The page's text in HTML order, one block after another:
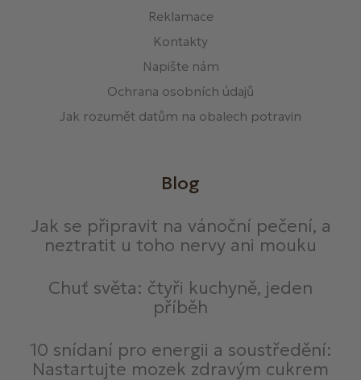
Reklamace
Kontakty
Napište nám
Ochrana osobních údajů
Jak rozumět datům na obalech potravin
Blog
Jak se připravit na vánoční pečení, a
neztratit u toho nervy ani mouku
Chuť světa: čtyři kuchyně, jeden
příběh
10 snídaní pro energii a soustředění:
Nastartujte mozek zdravým cukrem